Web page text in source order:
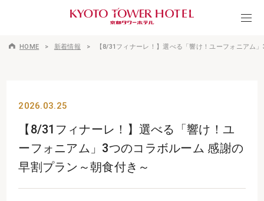
HOME 新着情報 【8/31フィナーレ！】選べる「響け！ユーフォニアム
2026.03.25
【8/31フィナーレ！】選べる「響け！ユ
ーフォニアム」3つのコラボルーム 感謝の
早割プラン～朝食付き～